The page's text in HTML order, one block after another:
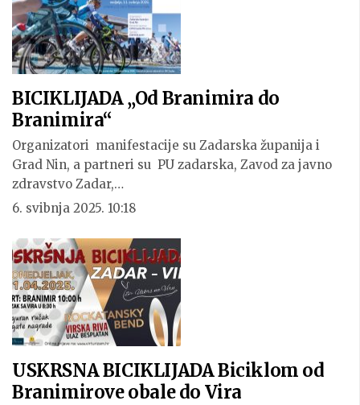
BICIKLIJADA „Od Branimira do
Branimira“
Organizatori manifestacije su Zadarska županija i
Grad Nin, a partneri su PU zadarska, Zavod za javno
zdravstvo Zadar,…
6. svibnja 2025. 10:18
USKRSNA BICIKLIJADA Biciklom od
Branimirove obale do Vira